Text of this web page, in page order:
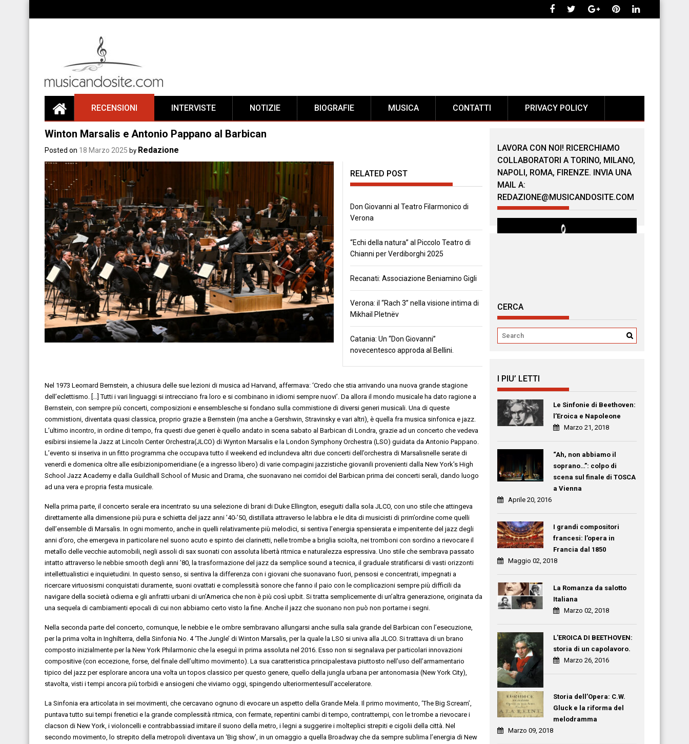
RECENSIONI INTERVISTE NOTIZIE BIOGRAFIE MUSICA CONTATTI PRIVACY POLICY
Winton Marsalis e Antonio Pappano al Barbican
Posted on 18 Marzo 2025 by Redazione
RELATED POST
Don Giovanni al Teatro Filarmonico di
Verona
“Echi della natura” al Piccolo Teatro di
Chianni per Verdiborghi 2025
Recanati: Associazione Beniamino Gigli
Verona: il “Rach 3” nella visione intima di
Mikhail Pletnëv
Catania: Un “Don Giovanni”
novecentesco approda al Bellini.
Nel 1973 Leornard Bernstein, a chiusura delle sue lezioni di musica ad Harvand, affermava: ‘Credo che stia arrivando una nuova grande stagione
dell’eclettismo. …]Tutti i vari linguaggi si intrecciano fra loro e si combinano in idiomi sempre nuovi’. Da allora il mondo musicale ha dato ragione a
Bernstein, con sempre più concerti, composizioni e ensemblesche si fondano sulla commistione di diversi generi musicali. Una di queste
commistioni, diventata quasi classica, proprio grazie a Bernstein (ma anche a Gershwin, Stravinsky e vari altri), è quell a fra musica sinfonica e jazz.
L’ultimo incontro, in ordine di tempo, fra questi due generi è quello andato in scena sabato al Barbican di Londra, grazie ad un concerto che vedeva
esibirsi insieme la Jazz at Lincoln Center Orchestra(JLCO) di Wynton Marsalis e la London Symphony Orchestra (LSO) guidata da Antonio Pappano.
L’evento si inseriva in un fitto programma che occupavatutto il weekend ed inclundeva altri due concerti dell’orchestra di Marsalisnelle serate di
venerdì e domenica oltre al le esibizionipomeridiane (e a ingresso libero) di varie compagini jazzistiche giovanili provenienti dalla New York’s High
School Jazz Academy e dalla Guildhall School of Music and Drama, che suonavano nei corridoi del Barbican prima dei concerti serali, dando luogo
ad una vera e propria festa musicale.
Nella prima parte, i l concerto serale era incentrato su una selezione di brani di Duke Ellington, eseguiti da lla sola JLCO, con uno stile che attingeva
direttamente al la dimensione più pura e schietta del jazz anni ’40-’50, distillata attraverso le labbra e le dita di musicisti di prim’ordine come quelli
dell’ensemble di Marsalis. In ogni momento, anche in quelli relativamente più melodici, si sentiva l’energia spensierata e impenitente del jazz degli
anni d’oro, che emergeva in particolare nel suono acuto e spinto dei clarinetti, nell e trombe a briglia sciolta, nei tromboni con sordino a rievocare il
metallo delle vecchie automobili, negli assoli di sax suonati con assoluta libertà ritmica e naturalezza espressiva. Uno sti le che sembrava passato
intatto attraverso le nebbie smooth degli anni ’80, la trasformazione del jazz da semplice sound a tecnica, il gradua le stratificarsi di vasti orizzonti
intellettualistici e inquietudini. In questo senso, si sentiva la differenza con i giovani che suonavano fuori, pensosi e concentrati, impegnati a
ricercare virtuosismi conquistati duramente, suoni ovattati e complessità sonore che fanno il paio con l e complicazioni sempre più difficili da
navigare della società odierna e gli anfratti urbani di un’America che non è più così upbit. Si tratta semplicemente di un’altra generazione, originata da
una sequela di cambiamenti epocali di cui non abbiamo certo visto la fine. Anche il jazz che suonano non può non portarne i segni.
Nella seconda parte del concerto, comunque, le nebbie e le ombre sembravano allungarsi anche sulla sala grande del Barbican con l’esecuzione,
per la prima volta in Inghilterra, della Sinfonia No. 4 ‘The Jungle’ di Winton Marsalis, per la quale la LSO si univa alla JLCO. Si trattava di un brano
composto inizialmente per la New York Philarmonic che la eseguì in prima assoluta nel 2016. Esso non si segnalava perparticolari innovazioni
compositive (con eccezione, forse, del finale dell’ultimo movimento). La sua caratteristica principalestava piuttosto nell’uso dell’armamentario
tipico del jazz per esplorare ancora una volta untopos classico per questo genere, quello della jungla urbana per antonomasia (New York City),
stavolta, visti i tempi ancora più torbidi e ansiogeni che viviamo oggi, spingendo ulteriormentesull’acceleratore.
La Sinfonia era articolata in sei movimenti, che cercavano ognuno di evocare un aspetto della Grande Mela. Il primo movimento, ‘The Big Scream’,
puntavatutto suitempi frenetici e la grande complessità ritmica, con fermate, repentini cambi di tempo, contrattempi, con le trombe a rievocare i
clacson di New York, i violoncelli e contrabbassiad imitare il suono della metro, i legni a suggerire i molteplici strepiti e cigolii della città. Ne
secondo movimento, l o strepito della metropoli diventava un ‘Big show’, in un omaggio a quella Broadway che da sempre sublima l’energia di New
LAVORA CON NOI! RICERCHIAMO
COLLABORATORI A TORINO, MILANO,
NAPOLI, ROMA, FIRENZE. INVIA UNA
MAIL A:
REDAZIONE@MUSICANDOSITE.COM
CERCA
I PIU’ LETTI
Le Sinfonie di Beethoven:
l’Eroica e Napoleone
Marzo 21, 2018
“Ah, non abbiamo il
soprano…”: colpo di
scena sul finale di TOSCA
a Vienna
Aprile 20, 2016
I grandi compositori
francesi: l’opera in
Francia dal 1850
Maggio 02, 2018
La Romanza da salotto
Italiana
Marzo 02, 2018
L’EROICA DI BEETHOVEN:
storia di un capolavoro.
Marzo 26, 2016
Storia dell’Opera: C.W.
Gluck e la riforma del
melodramma
Marzo 09, 2018